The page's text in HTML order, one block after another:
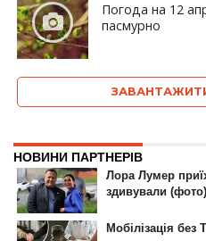
Погода на 12
пасмурно